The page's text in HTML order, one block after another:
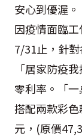
安心到優渥。
因疫情面臨
7/31止，針
「居家防疫
零利率。「一
搭配兩款彩
元，(原價